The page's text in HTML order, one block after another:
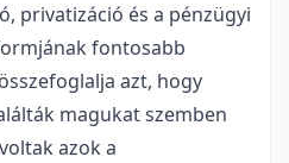
privatizáció és a pénzügyi
fontosabb
azt, hogy
magukat szemben
azok a